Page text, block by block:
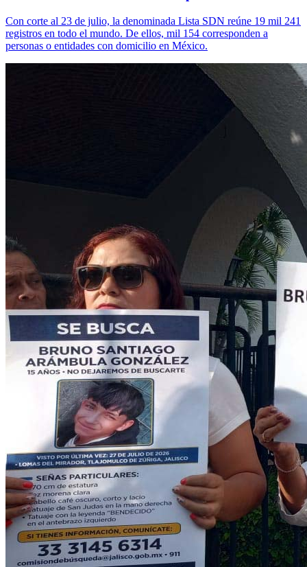
Con corte al 23 de julio, la denominada Lista SDN reúne 19 mil 241
registros en todo el mundo. De ellos, mil 154 corresponden a
personas o entidades con domicilio en México.